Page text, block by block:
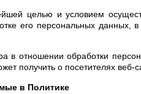
целью и условием
его персональных данных,
в отношении обработки
получить о посетителях веб-
в Политике